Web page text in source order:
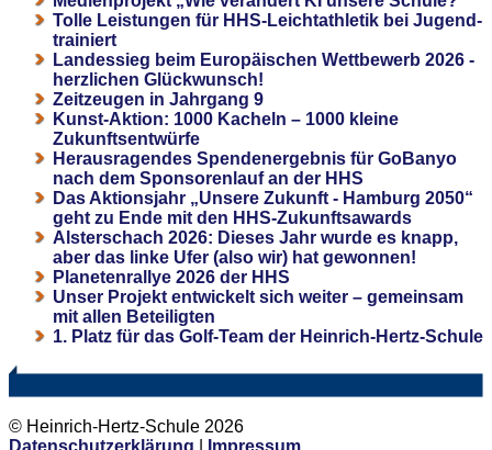
Tolle Leistungen für HHS-Leichtathletik bei Jugend-
trainiert
Landessieg beim Europäischen Wettbewerb 2026 -
herzlichen Glückwunsch!
Zeitzeugen in Jahrgang 9
Kunst-Aktion: 1000 Kacheln – 1000 kleine
Zukunftsentwürfe
Herausragendes Spendenergebnis für GoBanyo
nach dem Sponsorenlauf an der HHS
Das Aktionsjahr „Unsere Zukunft - Hamburg 2050“
geht zu Ende mit den HHS-Zukunftsawards
Alsterschach 2026: Dieses Jahr wurde es knapp,
aber das linke Ufer (also wir) hat gewonnen!
Planetenrallye 2026 der HHS
Unser Projekt entwickelt sich weiter – gemeinsam
mit allen Beteiligten
1. Platz für das Golf-Team der Heinrich-Hertz-Schule
© Heinrich-Hertz-Schule 2026